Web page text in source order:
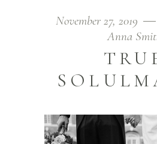
November 27, 2019
Anna